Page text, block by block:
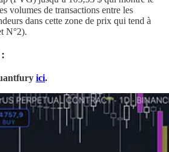
volumes de transactions entre les
dans cette zone de prix qui tend à
N°2).
ici.